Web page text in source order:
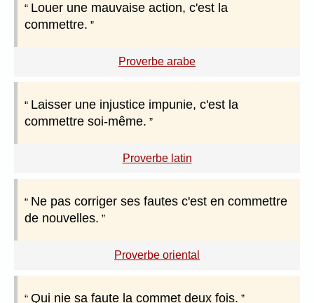
Louer une mauvaise action, c'est la
commettre.
Proverbe arabe
Laisser une injustice impunie, c'est la
commettre soi-même.
Proverbe latin
Ne pas corriger ses fautes c'est en commettre
de nouvelles.
Proverbe oriental
Qui nie sa faute la commet deux fois.